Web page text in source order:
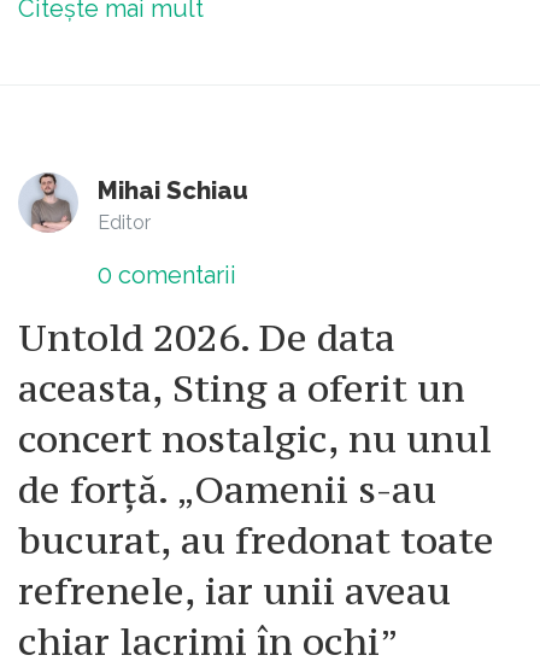
Citește mai mult
Mihai Schiau
Editor
0 comentarii
Untold 2026. De data
aceasta, Sting a oferit un
concert nostalgic, nu unul
de forță. „Oamenii s-au
bucurat, au fredonat toate
refrenele, iar unii aveau
chiar lacrimi în ochi”